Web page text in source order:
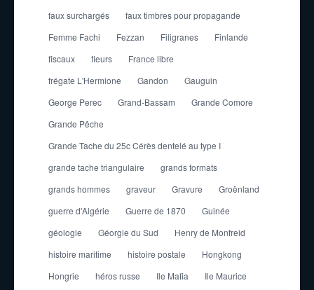
faux surchargés
faux timbres pour propagande
Femme Fachi
Fezzan Filigranes
Finlande
fiscaux
fleurs
France libre
frégate L'Hermione
Gandon
Gauguin
George Perec
Grand-Bassam
Grande Comore
Grande Pêche
Grande Tache du 25c Cérès dentelé au type I
grande tache triangulaire
grands formats
grands hommes
graveur Gravure
Groënland
guerre d'Algérie
Guerre de 1870
Guinée
géologie
Géorgie du Sud
Henry de Monfreid
histoire maritime
histoire postale
Hongkong
Hongrie
héros russe Ile Mafia
Ile Maurice